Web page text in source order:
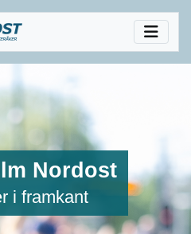
Nordost
i framkant